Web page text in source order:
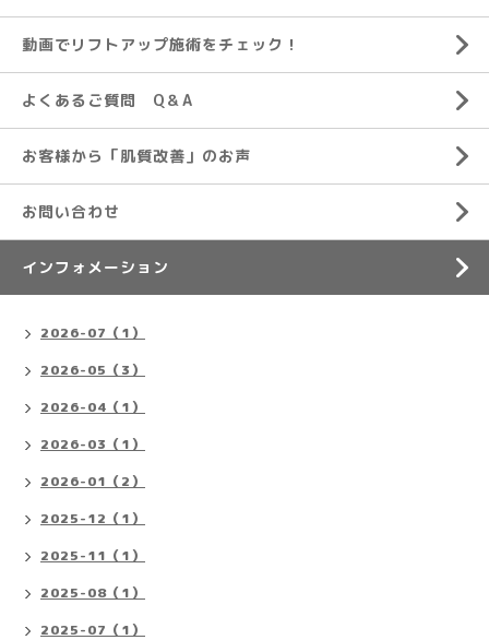
動画でリフトアップ施術をチェック！
よくあるご質問 Q＆A
お客様から「肌質改善」のお声
お問い合わせ
インフォメーション
2026-07（1）
2026-05（3）
2026-04（1）
2026-03（1）
2026-01（2）
2025-12（1）
2025-11（1）
2025-08（1）
2025-07（1）